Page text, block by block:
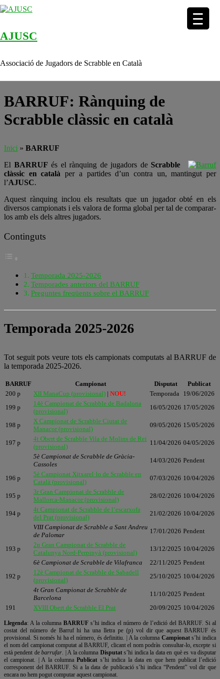
AJUSC
Associació de Jugadors de Scrabble en Català
BARRUF: Rànquing de
Scrabble clàssic en català
Inici » BARRUF
El BARRUF és el rànquing de jugadors de Scrabble
clàssic en català per a partides d’un contra un, mantingut per
l’AJUSC.
Aquest rànquing inclou els resultats que un jugador obté en els
diversos campionats i els valora de forma global per tal de comparar-
los amb els dels altres jugadors.
Continguts
Temporada 2025-2026
Temporades anteriors del BARRUF
Preguntes freqüents sobre el BARRUF
Temporada 2025-2026
Tot seguit pots veure tots els campionats computats al BARRUF de
la temporada 2025-2026.
BARRUF Campionat Disputat
Publicat
200 p
XII ManaCup (provisional) | NOU! Temporada 19/06/2026
199 p
14è Campionat de Scrabble de Badalona
(provisional)
16/05/2026 17/05/2026
198 p
X Campionat de Scrabble Ciutat de
Manacor (provisional)
09/05/2026 15/05/2026
197 p
4t Obert de Scrabble Vila de Molins de Rei
(provisional)
11/04/2026 04/05/2026
5è Campionat de Scrabble de Gràcia-
Cassoles
14/03/2026 Pendent
196 p
5è Campionat Xitxarel·lo de Scrabble en
Català (provisional)
07/03/2026 10/04/2026
195 p
3r Gran Campionat de Scrabble de
Mallorca-Manacor (provisional)
28/02/2026 10/04/2026
194 p
4t Campionat de Scrabble de l’escarxofa
del Prat (provisional)
21/02/2026 10/04/2026
VIII Campionat de Scrabble a Sant Andreu
de Palomar
17/01/2026 Pendent
193 p
2n Gran Campionat de Scrabble de
Catalunya Nord-Perpinyà (provisional)
13/12/2025 10/04/2026
6è Campionat de Scrabble de Vilafranca
22/11/2025 Pendent
192 p
12è Campionat de Scrabble de Sabadell
(provisional)
25/10/2025 10/04/2026
4t Gran Campionat de Scrabble de
Barcelona
11/10/2025 Pendent
191
XVIII Obert de Scrabble El Prat 20/09/2025 10/04/2026
Llegenda: A la columnaBARRUF s’hi indica el número de l’edició del BARRUF. Si al
costat del número de Barruf hi ha una lletra pe (p) vol dir que aquest BARRUF és
provisional. Si només hi ha el número, és definitiu. | A la columna Campionats’hi indica
el nom del campionat computat al BARRUF, clicant el nom podràs consultar-lo, excepte si
està pendent debarrufar. | A la columna Disputats’hi indica la data en què es va disputar
el campionat. | A la columnaPublicat s’hi indica la data en que hem publicat l’edició
corresponent del BARRUF. Si a la data de publicació s’hi indica “Pendent” vol dir que
encara no hem pogut computar aquest campionat.